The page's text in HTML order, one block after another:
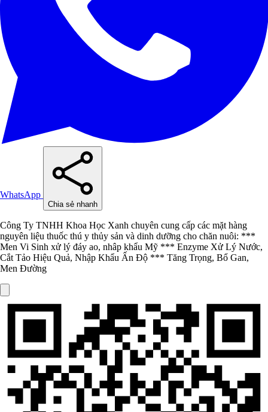
WhatsApp
Chia sẻ nhanh
Công Ty TNHH Khoa Học Xanh chuyên cung cấp các mặt hàng
nguyên liệu thuốc thú y thủy sản và dinh dưỡng cho chăn nuôi: ***
Men Vi Sinh xử lý đáy ao, nhâp khẩu Mỹ *** Enzyme Xử Lý Nước,
Cắt Tảo Hiệu Quả, Nhập Khẩu Ấn Độ *** Tăng Trọng, Bổ Gan,
Men Đường